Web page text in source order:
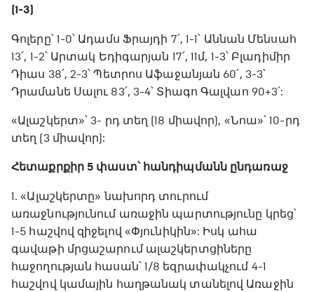
(1-3)
Գոլերը՝ 1-0՝ Ադամս Ֆրայդի 7՛, 1-1՝ Աննան Մենսահ
13՛, 1-2՝ Արտակ Եդիգարյան 17՛, 11մ, 1-3՝ Բլադիմիր
Դիաս 38՛, 2-3՝ Պետրոս Աֆաջանյան 60՛, 3-3՝
Դրամանե Սալու 83՛, 3-4՝ Տիագո Գալվաո 90+3՛:
«Ալաշկերտ»՝ 3- րդ տեղ (18 միավոր), «Նոա»՝ 10-րդ
տեղ (3 միավոր):
Հետաքրքիր 5 փաստ՝ հանդիպմանն ընդառաջ
1. «Ալաշկերտը» նախորդ տուրում
առաջնությունում առաջին պարտությունը կրեց՝
1-5 հաշվով զիջելով «Փյունիկին»: Իսկ ահա
գավաթի մրցաշարում ալաշկերտցիները
հաջողության հասան՝ 1/8 եզրափակչում 4-1
հաշվով կամային հաղթանակ տանելով Առաջին